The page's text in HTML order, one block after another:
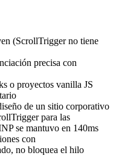
(ScrollTrigger no tiene
precisa con
o proyectos vanilla JS
de un sitio corporativo
para las
se mantuvo en 140ms
con
no bloquea el hilo